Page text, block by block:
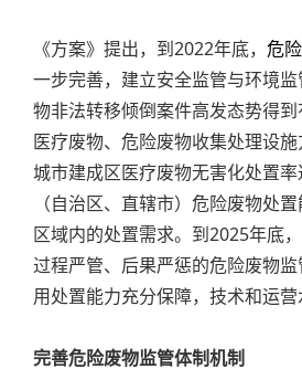
《方案》提出，到2022年底， 危
一步完善，建立安全监管与环境
物非法转移倾倒案件高发态势得
医疗废物、危险废物收集处理设
城市建成区医疗废物无害化处置
（自治区、直辖市）危险废物处
区域内的处置需求。到2025年底
过程严管、后果严惩的危险废物
用处置能力充分保障，技术和运营
完善危险废物监管体制机制